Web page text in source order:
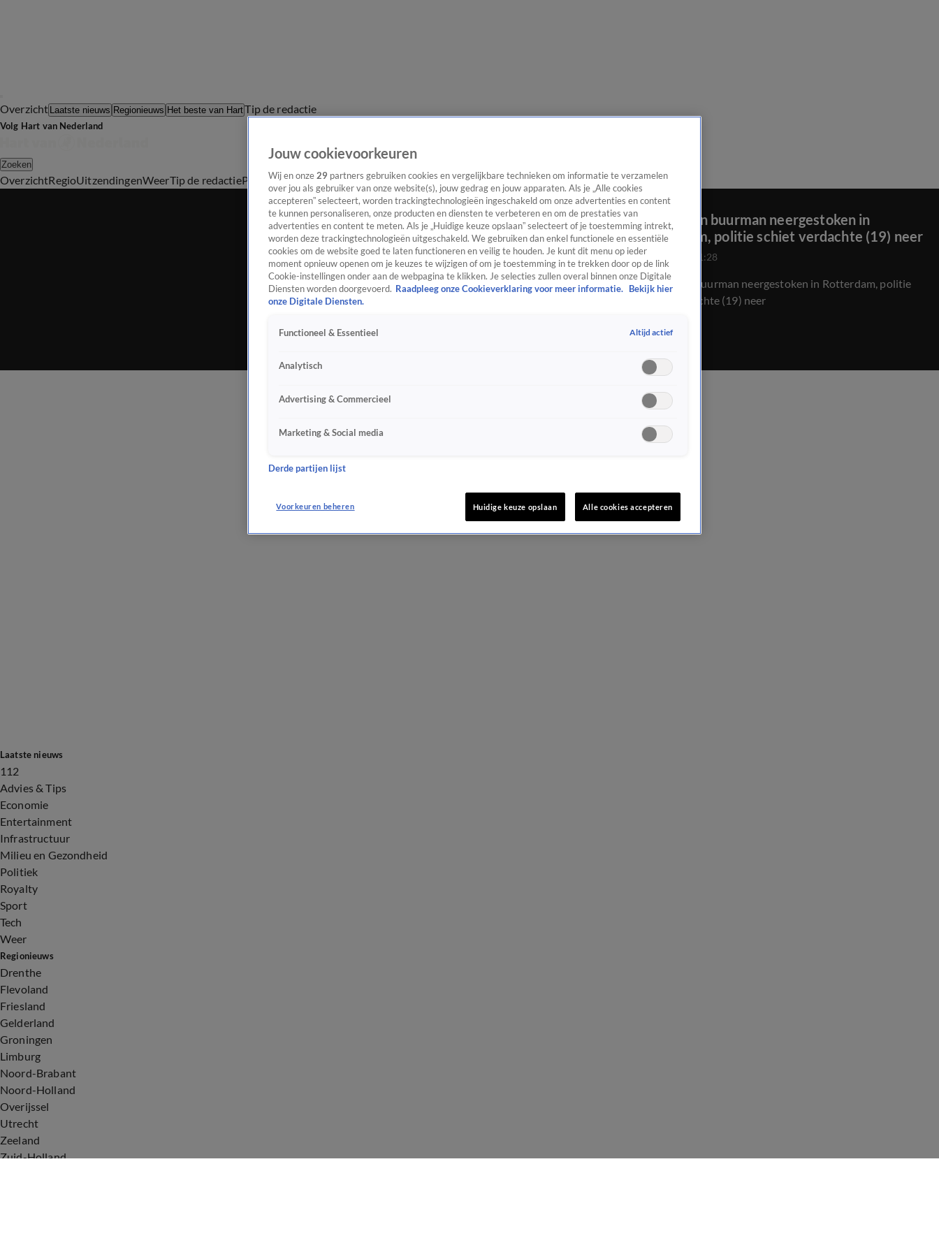
Overzicht Laatste nieuws Regionieuws Het beste van HartTip de redactie
Volg Hart van Nederland
Zoeken
OverzichtRegioUitzendingenWeerTip de redactiePanelVideo's
Moeder en buurman neergestoken in
Rotterdam, politie schiet verdachte (19) neer
6 dec 2022, 11:28
Moeder en buurman neergestoken in Rotterdam, politie
schiet verdachte (19) neer
Laatste nieuws
112
Advies & Tips
Economie
Entertainment
Infrastructuur
Milieu en Gezondheid
Politiek
Royalty
Sport
Tech
Weer
Regionieuws
Drenthe
Flevoland
Friesland
Gelderland
Groningen
Limburg
Noord-Brabant
Noord-Holland
Overijssel
Utrecht
Zeeland
Zuid-Holland
Jouw cookievoorkeuren
Wij en onze 29 partners gebruiken cookies en vergelijkbare technieken om informatie te verzamelen
over jou als gebruiker van onze website(s), jouw gedrag en jouw apparaten. Als je „Alle cookies
accepteren” selecteert, worden trackingtechnologieën ingeschakeld om onze advertenties en content
te kunnen personaliseren, onze producten en diensten te verbeteren en om de prestaties van
advertenties en content te meten. Als je „Huidige keuze opslaan” selecteert of je toestemming intrekt,
worden deze trackingtechnologieën uitgeschakeld. We gebruiken dan enkel functionele en essentiële
cookies om de website goed te laten functioneren en veilig te houden. Je kunt dit menu op ieder
moment opnieuw openen om je keuzes te wijzigen of om je toestemming in te trekken door op de link
Cookie-instellingen onder aan de webpagina te klikken. Je selecties zullen overal binnen onze Digitale
Diensten worden doorgevoerd. Raadpleeg onze Cookieverklaring voor meer informatie.
Bekijk hier
onze Digitale Diensten.
Functioneel & Essentieel Altijd actief
Analytisch
Advertising & Commercieel
Marketing & Social media
Derde partijen lijst
Voorkeuren beheren Huidige keuze opslaan Alle cookies accepteren